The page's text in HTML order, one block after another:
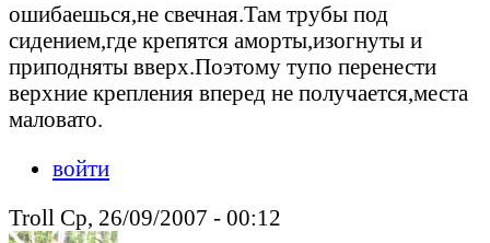
ошибаешься,не свечная.Там трубы под
сидением,где крепятся аморты,изогнуты и
приподняты вверх.Поэтому тупо перенести
верхние крепления вперед не получается,места
маловато.
войти
Troll Ср, 26/09/2007 - 00:12